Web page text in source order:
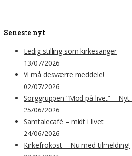
Seneste nyt
Ledig stilling som kirkesanger
13/07/2026
Vi må desværre meddele!
02/07/2026
Sorggruppen “Mod på livet” –
25/06/2026
Samtalecafé – midt i livet
24/06/2026
Kirkefrokost – Nu med tilmelding!